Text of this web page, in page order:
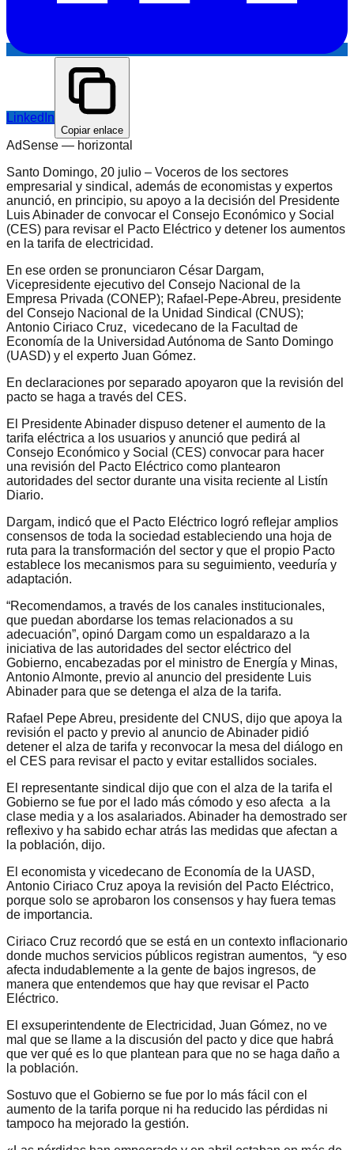
LinkedIn
Copiar enlace
AdSense — horizontal
Santo Domingo, 20 julio – Voceros de los sectores
empresarial y sindical, además de economistas y expertos
anunció, en principio, su apoyo a la decisión del Presidente
Luis Abinader de convocar el Consejo Económico y Social
(CES) para revisar el Pacto Eléctrico y detener los aumentos
en la tarifa de electricidad.
En ese orden se pronunciaron César Dargam,
Vicepresidente ejecutivo del Consejo Nacional de la
Empresa Privada (CONEP); Rafael-Pepe-Abreu, presidente
del Consejo Nacional de la Unidad Sindical (CNUS);
Antonio Ciriaco Cruz, vicedecano de la Facultad de
Economía de la Universidad Autónoma de Santo Domingo
(UASD) y el experto Juan Gómez.
En declaraciones por separado apoyaron que la revisión del
pacto se haga a través del CES.
El Presidente Abinader dispuso detener el aumento de la
tarifa eléctrica a los usuarios y anunció que pedirá al
Consejo Económico y Social (CES) convocar para hacer
una revisión del Pacto Eléctrico como plantearon
autoridades del sector durante una visita reciente al Listín
Diario.
Dargam, indicó que el Pacto Eléctrico logró reflejar amplios
consensos de toda la sociedad estableciendo una hoja de
ruta para la transformación del sector y que el propio Pacto
establece los mecanismos para su seguimiento, veeduría y
adaptación.
“Recomendamos, a través de los canales institucionales,
que puedan abordarse los temas relacionados a su
adecuación”, opinó Dargam como un espaldarazo a la
iniciativa de las autoridades del sector eléctrico del
Gobierno, encabezadas por el ministro de Energía y Minas,
Antonio Almonte, previo al anuncio del presidente Luis
Abinader para que se detenga el alza de la tarifa.
Rafael Pepe Abreu, presidente del CNUS, dijo que apoya la
revisión el pacto y previo al anuncio de Abinader pidió
detener el alza de tarifa y reconvocar la mesa del diálogo en
el CES para revisar el pacto y evitar estallidos sociales.
El representante sindical dijo que con el alza de la tarifa el
Gobierno se fue por el lado más cómodo y eso afecta a la
clase media y a los asalariados. Abinader ha demostrado ser
reflexivo y ha sabido echar atrás las medidas que afectan a
la población, dijo.
El economista y vicedecano de Economía de la UASD,
Antonio Ciriaco Cruz apoya la revisión del Pacto Eléctrico,
porque solo se aprobaron los consensos y hay fuera temas
de importancia.
Ciriaco Cruz recordó que se está en un contexto inflacionario
donde muchos servicios públicos registran aumentos, “y eso
afecta indudablemente a la gente de bajos ingresos, de
manera que entendemos que hay que revisar el Pacto
Eléctrico.
El exsuperintendente de Electricidad, Juan Gómez, no ve
mal que se llame a la discusión del pacto y dice que habrá
que ver qué es lo que plantean para que no se haga daño a
la población.
Sostuvo que el Gobierno se fue por lo más fácil con el
aumento de la tarifa porque ni ha reducido las pérdidas ni
tampoco ha mejorado la gestión.